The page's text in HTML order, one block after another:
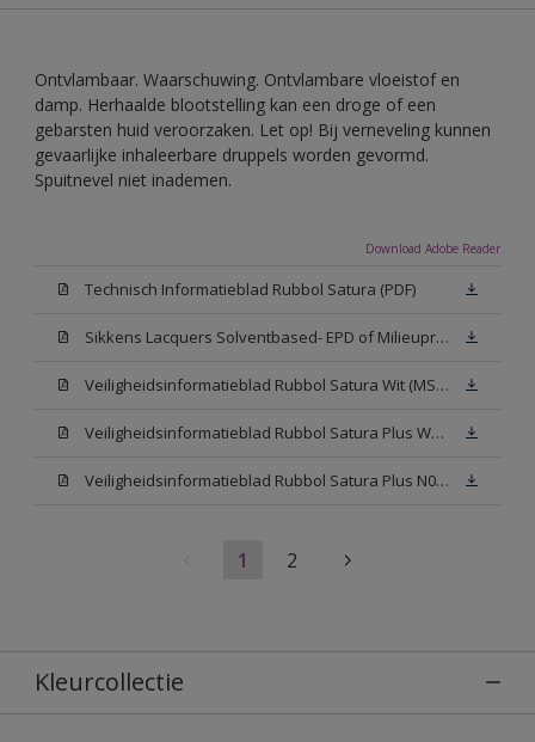
Ontvlambaar. Waarschuwing. Ontvlambare vloeistof en
damp. Herhaalde blootstelling kan een droge of een
gebarsten huid veroorzaken. Let op! Bij verneveling kunnen
gevaarlijke inhaleerbare druppels worden gevormd.
Spuitnevel niet inademen.
Download Adobe Reader
Technisch Informatieblad Rubbol Satura (PDF)
Sikkens Lacquers Solventbased- EPD of Milieuproductverklaring
Veiligheidsinformatieblad Rubbol Satura Wit (MSDS)
Veiligheidsinformatieblad Rubbol Satura Plus W05 (MSDS)
Veiligheidsinformatieblad Rubbol Satura Plus N00 (MSDS)
1 2
Kleurcollectie